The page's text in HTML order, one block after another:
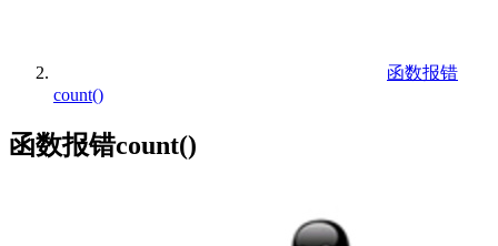
函数报错
count()
函数报错count()